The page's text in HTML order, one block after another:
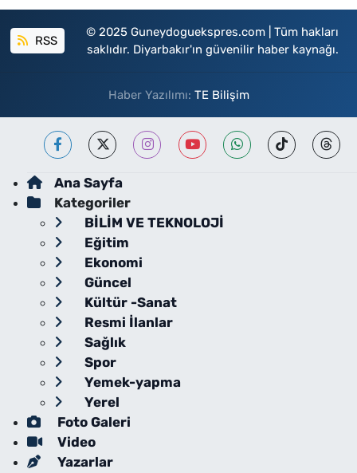
RSS
© 2025 Guneydoguekspres.com | Tüm hakları
saklıdır. Diyarbakır'ın güvenilir haber kaynağı.
Haber Yazılımı: TE Bilişim
Ana Sayfa
Kategoriler
BİLİM VE TEKNOLOJİ
Eğitim
Ekonomi
Güncel
Kültür -Sanat
Resmi İlanlar
Sağlık
Spor
Yemek-yapma
Yerel
Foto Galeri
Video
Yazarlar